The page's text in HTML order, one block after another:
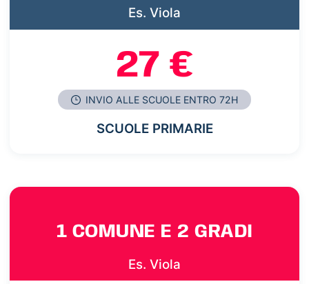
Es. Viola
27 €
INVIO ALLE SCUOLE ENTRO 72H
SCUOLE PRIMARIE
1 COMUNE E 2 GRADI
Es. Viola